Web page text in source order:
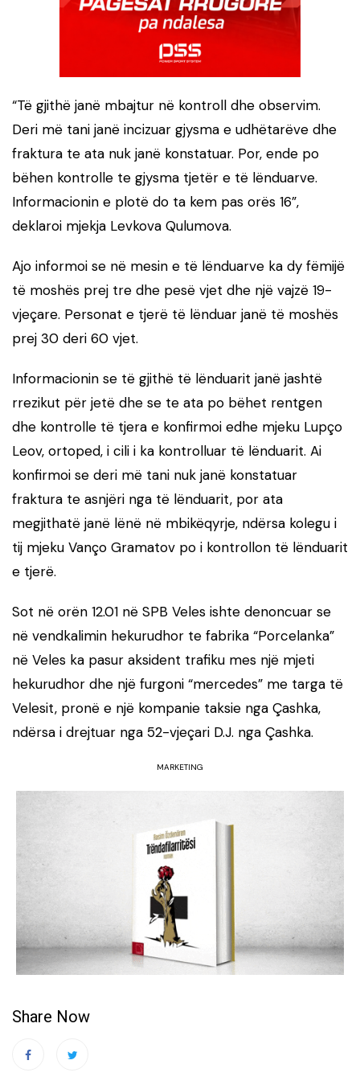
“Të gjithë janë mbajtur në kontroll dhe observim.
Deri më tani janë incizuar gjysma e udhëtarëve dhe
fraktura te ata nuk janë konstatuar. Por, ende po
bëhen kontrolle te gjysma tjetër e të lënduarve.
Informacionin e plotë do ta kem pas orës 16”,
deklaroi mjekja Levkova Qulumova.
Ajo informoi se në mesin e të lënduarve ka dy fëmijë
të moshës prej tre dhe pesë vjet dhe një vajzë 19-
vjeçare. Personat e tjerë të lënduar janë të moshës
prej 30 deri 60 vjet.
Informacionin se të gjithë të lënduarit janë jashtë
rrezikut për jetë dhe se te ata po bëhet rentgen
dhe kontrolle të tjera e konfirmoi edhe mjeku Lupço
Leov, ortoped, i cili i ka kontrolluar të lënduarit. Ai
konfirmoi se deri më tani nuk janë konstatuar
fraktura te asnjëri nga të lënduarit, por ata
megjithatë janë lënë në mbikëqyrje, ndërsa kolegu i
tij mjeku Vanço Gramatov po i kontrollon të lënduarit
e tjerë.
Sot në orën 12.01 në SPB Veles ishte denoncuar se
në vendkalimin hekurudhor te fabrika “Porcelanka”
në Veles ka pasur aksident trafiku mes një mjeti
hekurudhor dhe një furgoni “mercedes” me targa të
Velesit, pronë e një kompanie taksie nga Çashka,
ndërsa i drejtuar nga 52-vjeçari D.J. nga Çashka.
MARKETING
Share Now